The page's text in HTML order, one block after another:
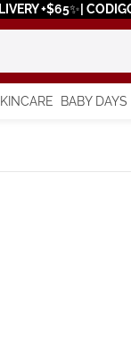
+$65✨|
BABY DAYS